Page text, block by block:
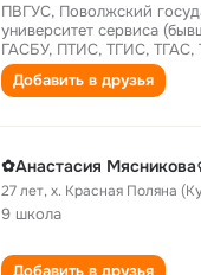
ПВГУС, Поволжский
университет сервиса
ГАСБУ, ПТИС, ТГИС, ТГАС,
Добавить в друзья
✿Анастасия
27 лет,х. Красная Поляна
9 школа
Добавить в друзья